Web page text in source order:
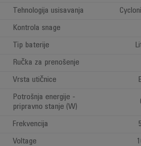
Tehnologija usisavanja
Kontrola snage
Tip baterije
Ručka za prenošenje
Vrsta utičnice
Potrošnja energije -
pripravno stanje (W)
Frekvencija
Voltage